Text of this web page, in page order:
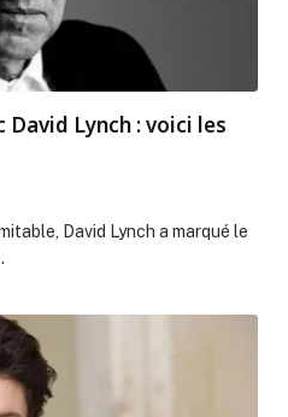
David Lynch : voici les
David Lynch a marqué le